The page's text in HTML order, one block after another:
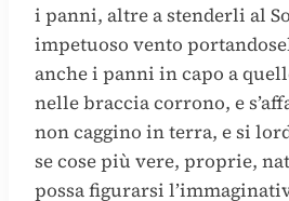
i panni, altre a stenderli al
impetuoso vento
anche i panni in capo a
nelle braccia corrono, e
non caggino in terra, e si
se cose più vere, proprie,
possa figurarsi